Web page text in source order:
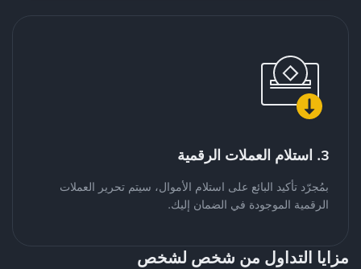
3. استلام العملات الرقمية
بمُجرّد تأكيد البائع على استلام الأموال، سيتم تحرير العملات
الرقمية الموجودة في الضمان إليك.
مزايا التداول من شخص لشخص